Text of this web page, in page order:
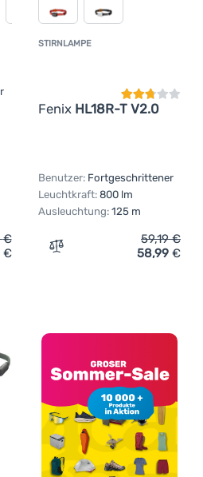
Petzl Actik (2025)'
€
€
STIRNLAMPE
Fenix HL18R-T V2.0
Benutzer: Fortgeschrittener
Leuchtkraft: 800 lm
Ausleuchtung: 125 m
Zum Vergleich
59,19€
58,99 €